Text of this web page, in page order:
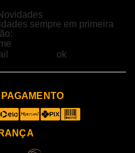
sempre em primeira